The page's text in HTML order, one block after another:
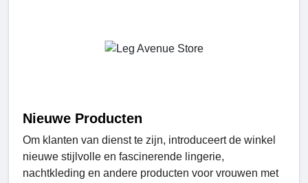
Nieuwe Producten
Om klanten van dienst te zijn, introduceert de winkel
nieuwe stijlvolle en fascinerende lingerie,
nachtkleding en andere producten voor vrouwen met